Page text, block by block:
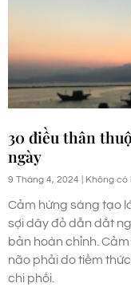
30 điều thân
ngày
9 Tháng 4, 2024 Không có
Cảm hứng sáng tạo
sợi dây đỏ dẫn dắt
bản hoàn chỉnh.
não phải do tiềm
chi phối.